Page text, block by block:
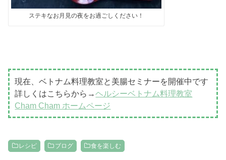
ステキなお月見の夜をお過ごしください！
現在、ベトナム料理教室と美腸セミナーを開催中です
詳しくはこちらから→ヘルシーベトナム料理教室
Cham Cham ホームページ
レシピ ブログ 食を楽しむ